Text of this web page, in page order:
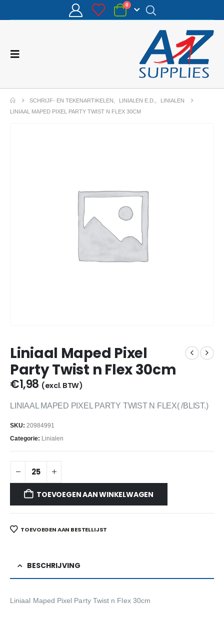
0
SCHRIJF- EN TEKENARTIKELEN LINIALEN E.D.
LINIALEN
LINIAAL MAPED PIXEL PARTY TWIST N FLEX 30CM
Liniaal Maped Pixel
Party Twist n Flex 30cm
€1,98 (excl. BTW)
LINIAAL MAPED PIXEL PARTY TWIST N FLEX( /BLIST.)
SKU: 20984991
Categorie: Linialen
TOEVOEGEN AAN WINKELWAGEN
TOEVOEGEN AAN BESTELLIJST
BESCHRIJVING
Liniaal Maped Pixel Party Twist n Flex 30cm